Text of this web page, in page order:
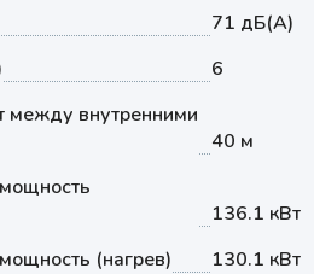
71 дБ(А)
6
между внутренними
40 м
136.1 кВт
(нагрев)
130.1 кВт